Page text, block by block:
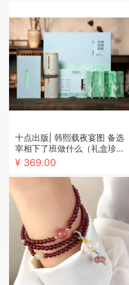
十点出版| 韩熙载夜宴图 备选
宰相下了班做什么（礼盒珍藏
版）“一画一书”让收藏者读懂
¥ 369.00